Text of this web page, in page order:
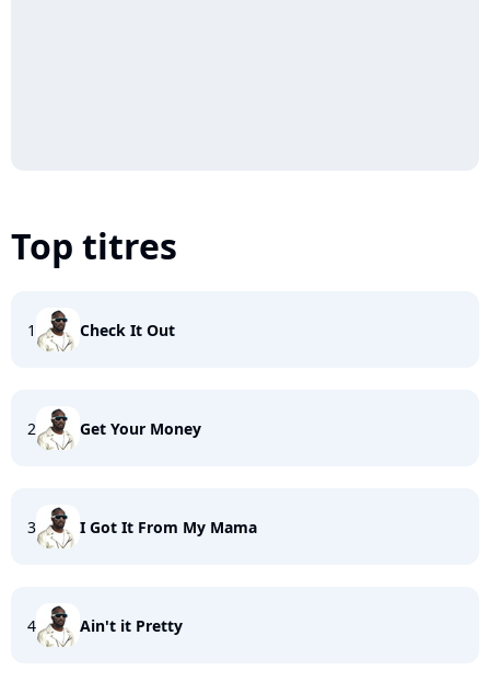
Top titres
1 Check It Out
2 Get Your Money
3 I Got It From My Mama
4 Ain't it Pretty